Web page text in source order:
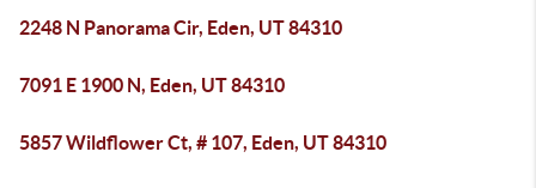
2248 N Panorama Cir, Eden, UT 84310
7091 E 1900 N, Eden, UT 84310
5857 Wildflower Ct, # 107, Eden, UT 84310